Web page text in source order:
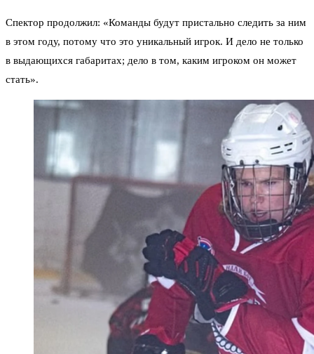
Спектор продолжил: «Команды будут пристально следить за ним
в этом году, потому что это уникальный игрок. И дело не только
в выдающихся габаритах; дело в том, каким игроком он может
стать».